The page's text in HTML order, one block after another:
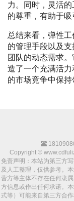
力。同时，灵活
的尊重，有助于吸
总结来看，弹性
的管理手段以及
团队的动态需求
造了一个充满活
的市场竞争中保持
Copyright ©
免责声明：本站为第三方
及人工整理，仅供参考。
营方等主体不存在任何隶
方信息或作出任何承诺。
式等）可能来自第三方合